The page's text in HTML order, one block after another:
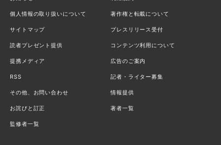
個人情報の取り扱いについて 著作権と転載について
サイトマップ プレスリリース受付
読者プレゼント提供 コンテンツ利用について
提携メディア 広告のご案内
RSS 記者・ライター募集
その他、お問い合わせ 情報提供
お詫びと訂正 著者一覧
監修者一覧